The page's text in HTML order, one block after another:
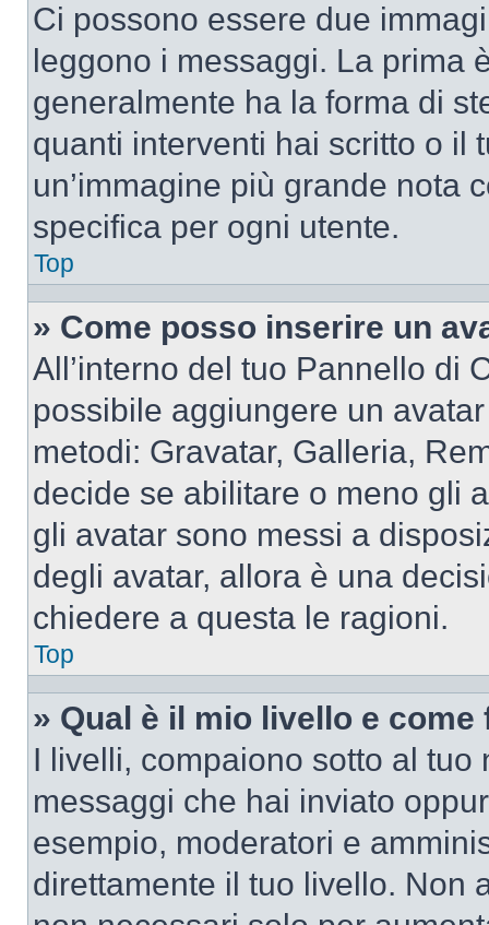
Ci possono essere due
leggono i messaggi. La prima
generalmente ha la forma di
quanti interventi hai scritto o il
un’immagine più grande nota
specifica per ogni utente.
Top
» Come posso inserire un
All’interno del tuo Pannello di
possibile aggiungere un
metodi: Gravatar, Galleria,
decide se abilitare o meno gli
gli avatar sono messi a
degli avatar, allora è una
chiedere a questa le ragioni.
Top
» Qual è il mio livello e
I livelli, compaiono sotto al
messaggi che hai inviato
esempio, moderatori e
direttamente il tuo livello. Non